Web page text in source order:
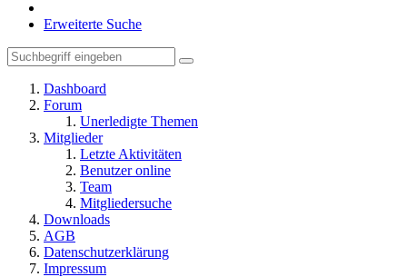
Erweiterte Suche
Dashboard
Forum
Unerledigte Themen
Mitglieder
Letzte Aktivitäten
Benutzer online
Team
Mitgliedersuche
Downloads
AGB
Datenschutzerklärung
Impressum